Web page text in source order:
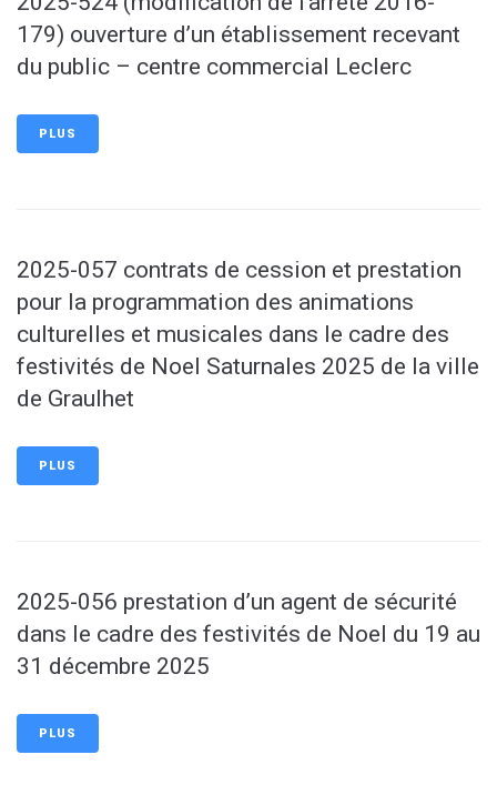
179) ouverture d’un établissement recevant
du public – centre commercial Leclerc
PLUS
2025-057 contrats de cession et prestation
pour la programmation des animations
culturelles et musicales dans le cadre des
festivités de Noel Saturnales 2025 de la ville
de Graulhet
PLUS
2025-056 prestation d’un agent de sécurité
dans le cadre des festivités de Noel du 19 au
31 décembre 2025
PLUS